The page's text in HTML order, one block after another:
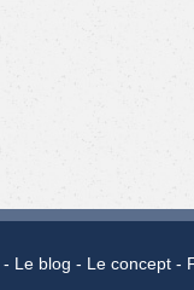
Le blog Le concept